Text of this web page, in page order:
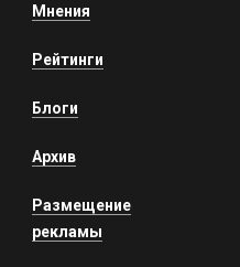
Мнения
Рейтинги
Блоги
Архив
Размещение
рекламы